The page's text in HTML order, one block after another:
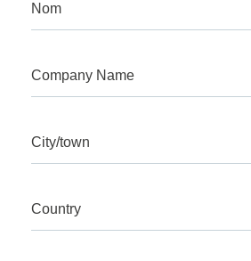
Nom
Company Name
City/town
Country